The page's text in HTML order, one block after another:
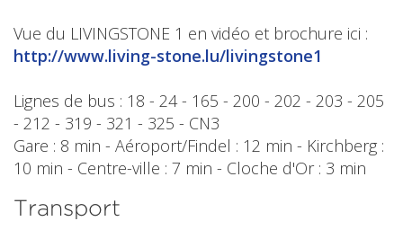
Vue du LIVINGSTONE 1 en vidéo et brochure ici :
http://www.living-stone.lu/livingstone1
Lignes de bus : 18 - 24 - 165 - 200 - 202 - 203 - 205
- 212 - 319 - 321 - 325 - CN3
Gare : 8 min - Aéroport/Findel : 12 min - Kirchberg :
10 min - Centre-ville : 7 min - Cloche d'Or : 3 min
Transport